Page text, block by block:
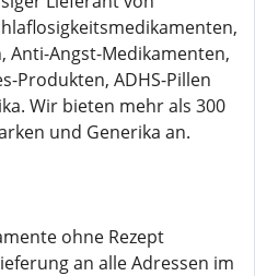
Angst-Medikamenten,
Produkten, ADHS-Pillen
Wir bieten mehr als 300
und Generika an.
ohne Rezept
an alle Adressen im